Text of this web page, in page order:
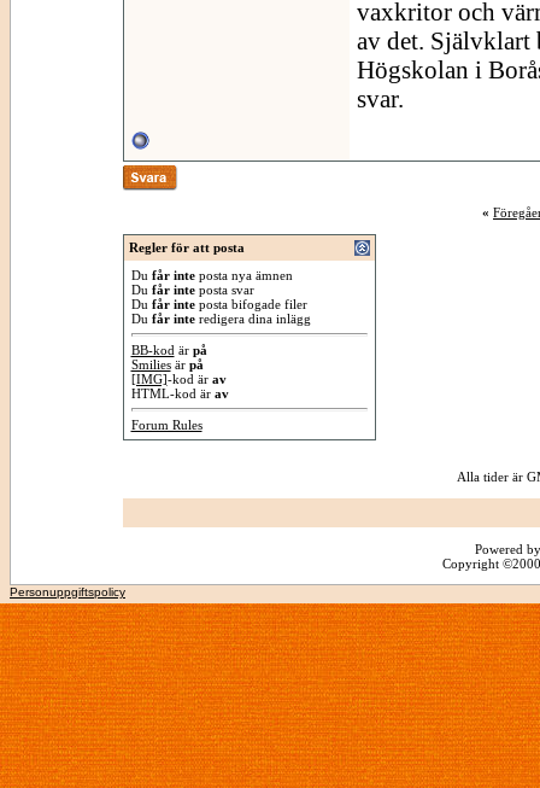
vaxkritor och
av det. Självklart
Högskolan i
svar.
«
Regler för att posta
Du får inteposta nya ämnen
Du får inteposta svar
Du får inteposta bifogade filer
Du får interedigera dina inlägg
BB-kod är på
Smiliesär på
[IMG]-kod är av
HTML-kod är av
Forum Rules
Alla tider är
Powered
Copyright
Personuppgiftspolicy